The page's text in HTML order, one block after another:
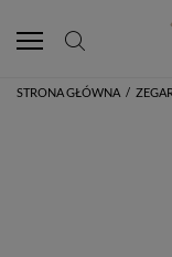
STRONA GŁÓWNA /